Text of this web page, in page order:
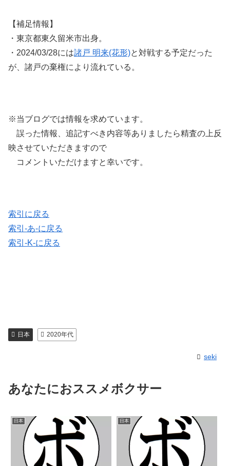
【補足情報】
・東京都東久留米市出身。
・2024/03/28には諸戸 明来(花形)と対戦する予定だった
が、諸戸の棄権により流れている。
※当ブログでは情報を求めています。
誤った情報、追記すべき内容等ありましたら精査の上反
映させていただきますので
コメントいただけますと幸いです。
索引に戻る
索引-あ-に戻る
索引-K-に戻る
日本 2020年代
seki
あなたにおススメボクサー
日本 日本